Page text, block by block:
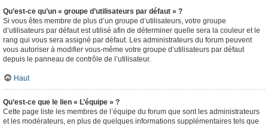
Qu’est-ce qu’un « groupe d’utilisateurs par défaut » ?
Si vous êtes membre de plus d’un groupe d’utilisateurs, votre groupe
d’utilisateurs par défaut est utilisé afin de déterminer quelle sera la couleur et le
rang qui vous sera assigné par défaut. Les administrateurs du forum peuvent
vous autoriser à modifier vous-même votre groupe d’utilisateurs par défaut
depuis le panneau de contrôle de l’utilisateur.
Haut
Qu’est-ce que le lien « L’équipe » ?
Cette page liste les membres de l’équipe du forum que sont les administrateurs
et les modérateurs, en plus de quelques informations supplémentaires tels que